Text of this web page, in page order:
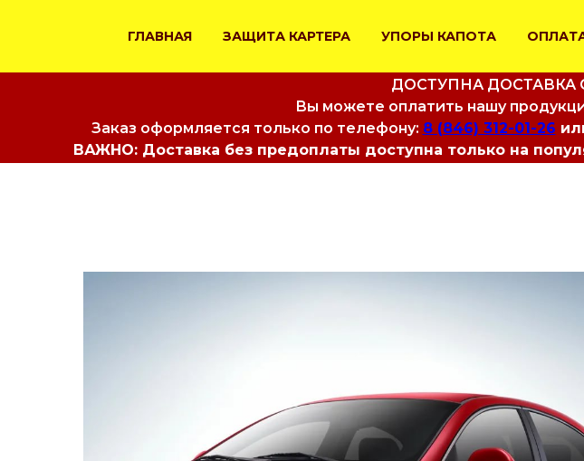
ГЛАВНАЯ ЗАЩИТА КАРТЕРА УПОРЫ КАПОТА
ДОСТУПНА
Вы можете оплатить нашу
Заказ оформляется только по телефону: 8 (846) 312-01-26
ВАЖНО: Доставка без предоплаты доступна только на